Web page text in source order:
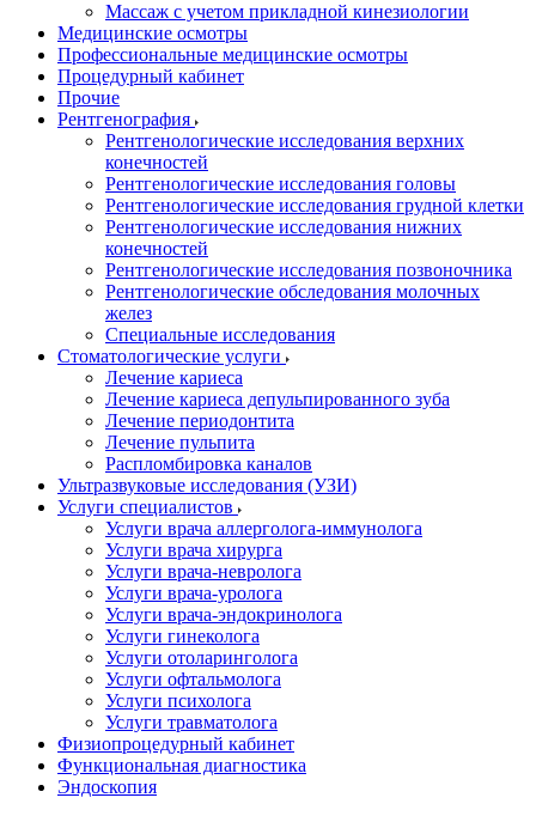
Массаж с учетом прикладной кинезиологии
Медицинские осмотры
Профессиональные медицинские осмотры
Процедурный кабинет
Прочие
Рентгенография
Рентгенологические исследования верхних
конечностей
Рентгенологические исследования головы
Рентгенологические исследования грудной клетки
Рентгенологические исследования нижних
конечностей
Рентгенологические исследования позвоночника
Рентгенологические обследования молочных
желез
Специальные исследования
Стоматологические услуги
Лечение кариеса
Лечение кариеса депульпированного зуба
Лечение периодонтита
Лечение пульпита
Распломбировка каналов
Ультразвуковые исследования (УЗИ)
Услуги специалистов
Услуги врача аллерголога-иммунолога
Услуги врача хирурга
Услуги врача-невролога
Услуги врача-уролога
Услуги врача-эндокринолога
Услуги гинеколога
Услуги отоларинголога
Услуги офтальмолога
Услуги психолога
Услуги травматолога
Физиопроцедурный кабинет
Функциональная диагностика
Эндоскопия